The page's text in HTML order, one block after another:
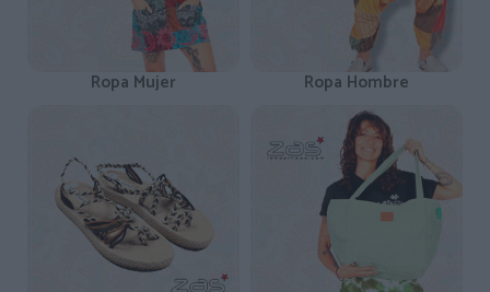
Ropa Mujer Ropa Hombre